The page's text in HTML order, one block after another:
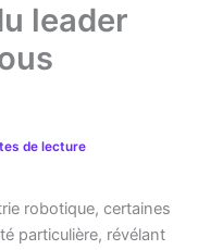
leader
de lecture
robotique, certaines
particulière, révélant